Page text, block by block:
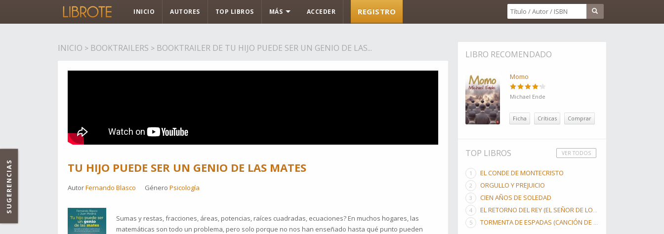
INICIO AUTORES TOP LIBROS MÁS ACCEDER REGISTRO
INICIO > BOOKTRAILERS > BOOKTRAILER DE TU HIJO PUEDE SER UN GENIO DE LAS...
TU HIJO PUEDE SER UN GENIO DE LAS MATES
AutorFernando Blasco Género Psicología
Sumas y restas, fracciones, áreas, potencias, raíces cuadradas, ecuaciones? En muchos hogares, las
matemáticas son todo un problema, pero solo porque no nos han enseñado hasta qué punto pueden
LIBRO RECOMENDADO
Momo
Michael Ende
Ficha Críticas Comprar
VER TODOS
TOP LIBROS
EL CONDE DE MONTECRISTO
ORGULLO Y PREJUICIO
CIEN AÑOS DE SOLEDAD
EL RETORNO DEL REY (EL SEÑOR DE LOS ANILLOS, #3)
TORMENTA DE ESPADAS (CANCIÓN DE HIELO Y FUEGO III)
SUGERENCIAS